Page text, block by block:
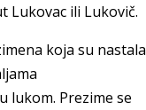
Lukovac ili Lukovič.
koja su nastala
lukom. Prezime se